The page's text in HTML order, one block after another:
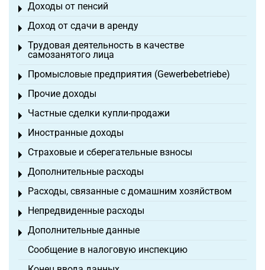
Доходы от пенсий
Toggle menu
Доход от сдачи в аренду
Toggle menu
Трудовая деятельность в качестве
самозанятого лица
Toggle menu
Промысловые предприятия (Gewerbebetriebe)
Toggle menu
Прочие доходы
Toggle menu
Частные сделки купли-продажи
Toggle menu
Иностранные доходы
Toggle menu
Страховые и сберегательные взносы
Toggle menu
Дополнительные расходы
Toggle menu
Расходы, связанные с домашним хозяйством
Toggle menu
Непредвиденные расходы
Toggle menu
Дополнительные данные
Toggle menu
Сообщение в налоговую инспекцию